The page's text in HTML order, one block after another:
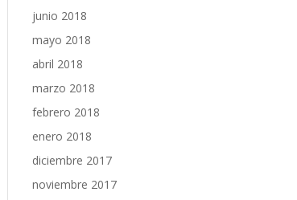
junio 2018
mayo 2018
abril 2018
marzo 2018
febrero 2018
enero 2018
diciembre 2017
noviembre 2017